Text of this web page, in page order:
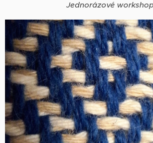
Jednorázové